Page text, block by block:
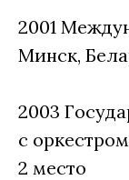
2001
Минск,
2003
с
2 место